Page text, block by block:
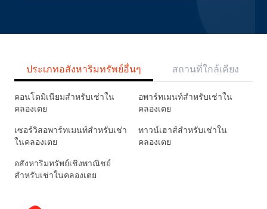
ประเภทอสังหาริมทรัพย์อื่นๆ สถานที่ใกล้เคียง
คอนโดมิเนียมสำหรับเช่าใน
คลองเตย
อพาร์ทเมนท์สำหรับเช่าใน
คลองเตย
เซอร์วิสอพาร์ทเมนท์สำหรับเช่า
ในคลองเตย
ทาวน์เฮาส์สำหรับเช่าใน
คลองเตย
อสังหาริมทรัพย์เชิงพาณิชย์
สำหรับเช่าในคลองเตย